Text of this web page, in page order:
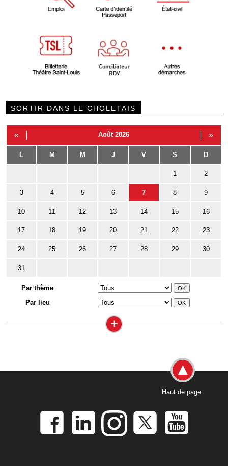
SORTIR DANS LE CHOLETAIS
« Août 2026 »
L M M J V S D
1 2
3 4 5 6 7 8 9
10 11 12 13 14 15 16
17 18 19 20 21 22 23
24 25 26 27 28 29 30
31
Par thème
Par lieu
+
Haut de page